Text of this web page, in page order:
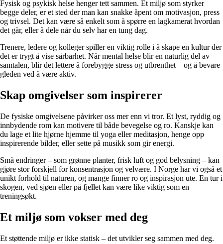
Fysisk og psykisk helse henger tett sammen. Et miljø som styrker
begge deler, er et sted der man kan snakke åpent om motivasjon, press
og trivsel. Det kan være så enkelt som å spørre en lagkamerat hvordan
det går, eller å dele når du selv har en tung dag.
Trenere, ledere og kolleger spiller en viktig rolle i å skape en kultur der
det er trygt å vise sårbarhet. Når mental helse blir en naturlig del av
samtalen, blir det lettere å forebygge stress og utbrenthet – og å bevare
gleden ved å være aktiv.
Skap omgivelser som inspirerer
De fysiske omgivelsene påvirker oss mer enn vi tror. Et lyst, ryddig og
innbydende rom kan motivere til både bevegelse og ro. Kanskje kan
du lage et lite hjørne hjemme til yoga eller meditasjon, henge opp
inspirerende bilder, eller sette på musikk som gir energi.
Små endringer – som grønne planter, frisk luft og god belysning – kan
gjøre stor forskjell for konsentrasjon og velvære. I Norge har vi også et
unikt forhold til naturen, og mange finner ro og inspirasjon ute. En tur i
skogen, ved sjøen eller på fjellet kan være like viktig som en
treningsøkt.
Et miljø som vokser med deg
Et støttende miljø er ikke statisk – det utvikler seg sammen med deg.